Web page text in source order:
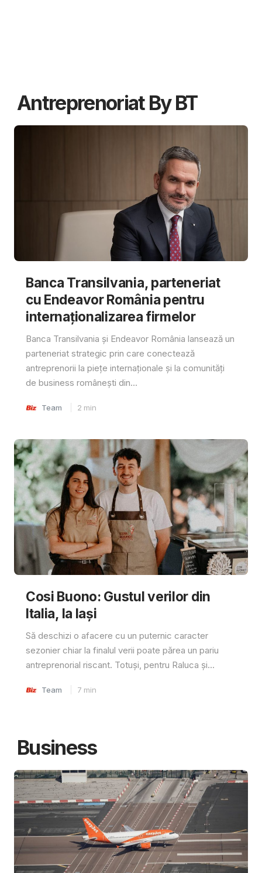
Antreprenoriat By BT
Banca Transilvania, parteneriat
cu Endeavor România pentru
internaționalizarea firmelor
Banca Transilvania și Endeavor România lansează un
parteneriat strategic prin care conectează
antreprenorii la piețe internaționale și la comunități
de business românești din...
Team 2 min
Cosi Buono: Gustul verilor din
Italia, la Iași
Să deschizi o afacere cu un puternic caracter
sezonier chiar la finalul verii poate părea un pariu
antreprenorial riscant. Totuși, pentru Raluca și...
Team 7 min
Business